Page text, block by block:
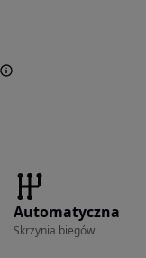
Automatyczna
Skrzynia biegów